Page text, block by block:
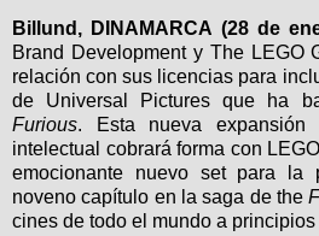
Billund, DINAMARCA (28 de
Brand Development y The LEGO
relación con sus licencias para
de Universal Pictures que ha
Furious. Esta nueva
intelectual cobrará forma con
emocionante nuevo set para la
noveno capítulo en la saga de the
cines de todo el mundo a